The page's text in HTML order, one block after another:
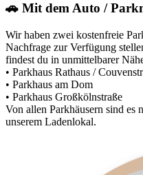
🚗 Mit dem Auto /
Wir haben zwei kostenfreie
Nachfrage zur Verfügung
findest du in unmittelbarer
• Parkhaus Rathaus /
• Parkhaus am Dom
• Parkhaus Großkölnstraße
Von allen Parkhäusern sind es
unserem Ladenlokal.